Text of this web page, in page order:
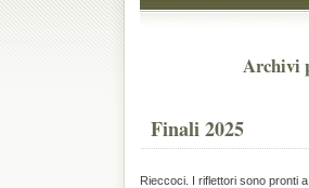
Archivi
Finali 2025
Rieccoci. I riflettori sono pronti